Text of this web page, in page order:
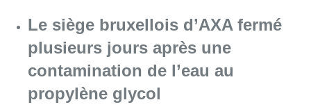
Le siège bruxellois d’AXA fermé
plusieurs jours après une
contamination de l’eau au
propylène glycol